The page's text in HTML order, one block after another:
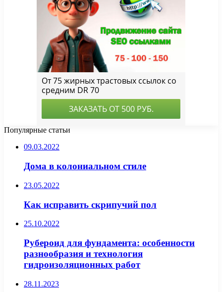
Популярные статьи
09.03.2022
Дома в колониальном стиле
23.05.2022
Как исправить скрипучий пол
25.10.2022
Рубероид для фундамента: особенности
разнообразия и технология
гидроизоляционных работ
28.11.2023